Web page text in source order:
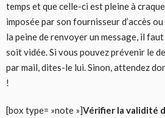
temps et que celle-ci est pleine à
imposée par son fournisseur d’accès
la peine de renvoyer un message, il
soit vidée. Si vous pouvez prévenir le
par mail, dites-le lui. Sinon, attendez
!
[box type= »note »]Vérifier la validité